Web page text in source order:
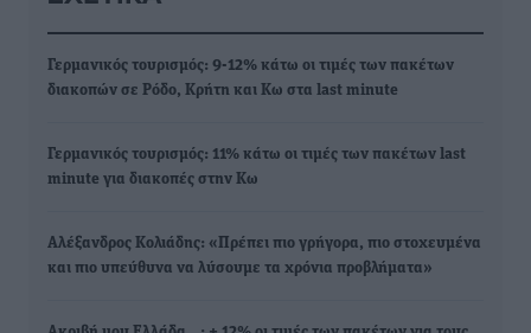
Γερμανικός τουρισμός: 9-12% κάτω οι τιμές των πακέτων
διακοπών σε Ρόδο, Κρήτη και Κω στα last minute
Γερμανικός τουρισμός: 11% κάτω οι τιμές των πακέτων last
minute για διακοπές στην Κω
Αλέξανδρος Κολιάδης: «Πρέπει πιο γρήγορα, πιο στοχευμένα
και πιο υπεύθυνα να λύσουμε τα χρόνια προβλήματα»